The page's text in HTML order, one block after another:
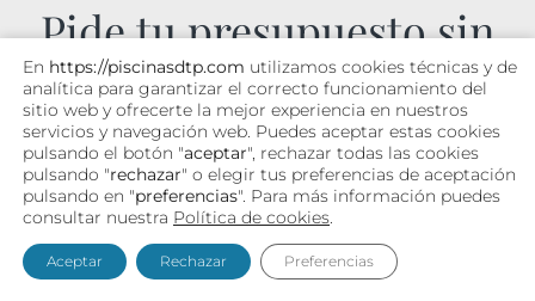
Pide tu presupuesto sin
compromiso.
LO RECIBIRÁS EN TU EMAIL
CÓMODAMENTE
En https://piscinasdtp.com utilizamos cookies técnicas y de
analítica para garantizar el correcto funcionamiento del
sitio web y ofrecerte la mejor experiencia en nuestros
servicios y navegación web. Puedes aceptar estas cookies
pulsando el botón "aceptar", rechazar todas las cookies
pulsando "rechazar" o elegir tus preferencias de aceptación
pulsando en "preferencias". Para más información puedes
consultar nuestra Política de cookies.
Aceptar Rechazar Preferencias